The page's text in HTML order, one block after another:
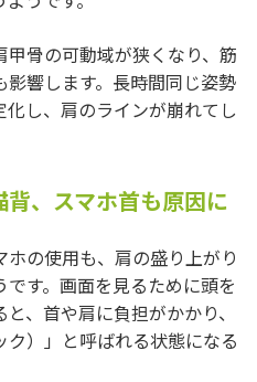
骨の可動域が狭くなり、筋
響します。長時間同じ姿勢
し、肩のラインが崩れてし
、スマホ首も原因に
の使用も、肩の盛り上がり
す。画面を見るために頭を
、首や肩に負担がかかり、
ク）」と呼ばれる状態になる